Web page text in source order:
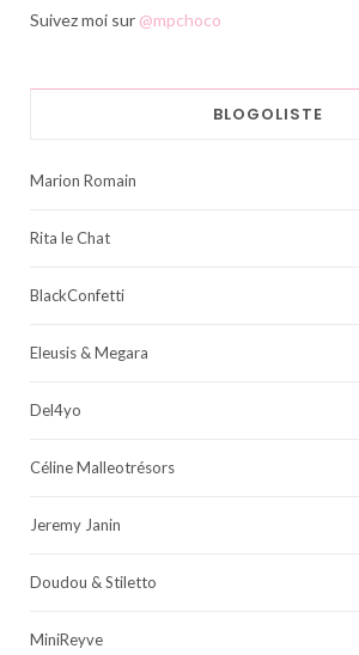
Suivez moi sur @mpchoco
BLOGOLISTE
Marion Romain
Rita le Chat
BlackConfetti
Eleusis & Megara
Del4yo
Céline Malleotrésors
Jeremy Janin
Doudou & Stiletto
MiniReyve